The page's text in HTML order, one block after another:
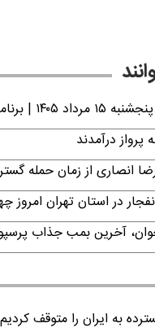
کرج اعلام شد
درآمدند
از زمان حمله
چهارشنبه ۱۴ مرداد ۱۴۰۵ | سپاه
آخرین بمب جذاب
به ایران را متوقف